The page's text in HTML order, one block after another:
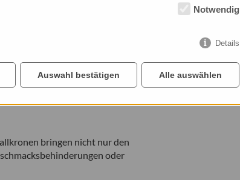
und Onlays werden Füllungen
als Gold- oder Amalgam-
bringen nicht nur den
oder
Notwendig
Details
Auswahl bestätigen Alle auswählen